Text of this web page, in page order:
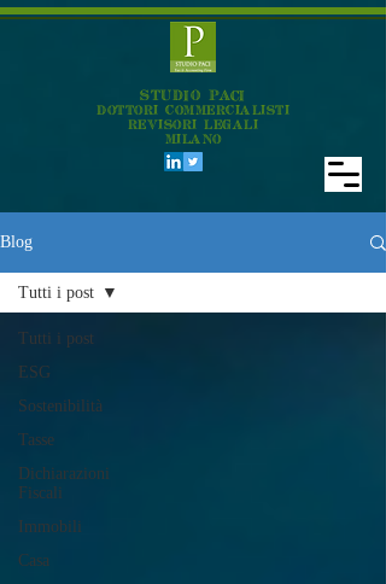
STUDIO PACI
DOTTORI COMMERCIALISTI
REVISORI LEGALI
MILANO
Blog
Tutti i post
ESG
Sostenibilità
Tasse
Dichiarazioni
Fiscali
Immobili
Casa
Tutti i post